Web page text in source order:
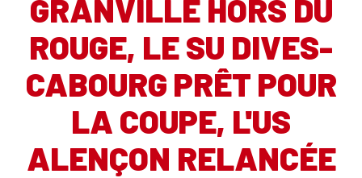
GRANVILLE HORS DU
ROUGE, LE SU DIVES-
CABOURG PRÊT POUR
LA COUPE, L'US
ALENÇON RELANCÉE